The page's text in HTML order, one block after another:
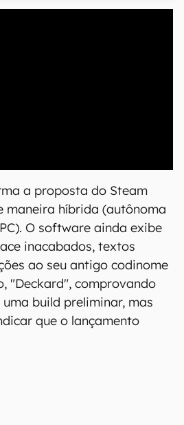
a proposta do Steam
maneira híbrida (autônoma
O software ainda exibe
inacabados, textos
ao seu antigo codinome
"Deckard", comprovando
build preliminar, mas
que o lançamento